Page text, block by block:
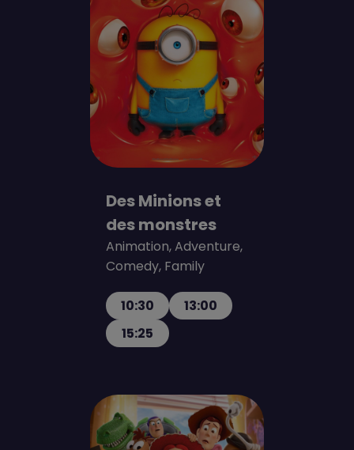
Des Minions et
des monstres
Animation, Adventure,
Comedy, Family
10:30
13:00
15:25